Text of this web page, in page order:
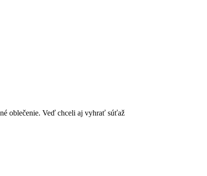
oblečenie. Veď chceli aj vyhrať súťaž